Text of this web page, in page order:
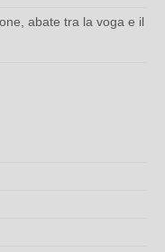
abate tra la voga e il